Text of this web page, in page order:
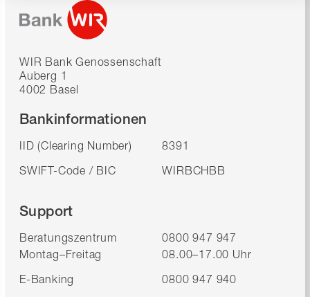
WIR Bank Genossenschaft
Auberg 1
4002 Basel
Bankinformationen
IID (Clearing Number)
8391
SWIFT-Code / BIC
WIRBCHBB
Support
Beratungszentrum
0800 947 947
Montag–Freitag
08.00–17.00 Uhr
E-Banking
0800 947 940